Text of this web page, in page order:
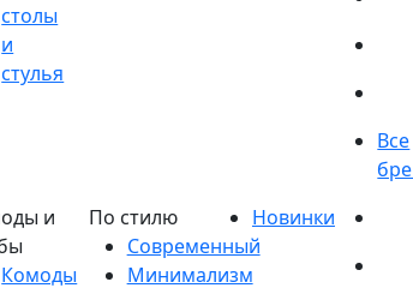
Комоды